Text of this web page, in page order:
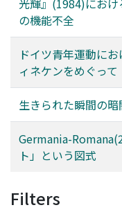
光輝』(1984)にお
の機能不全
ドイツ青年運動に
ィネケンをめぐって
生きられた瞬間の
Germania-
ト」という図式
Filters